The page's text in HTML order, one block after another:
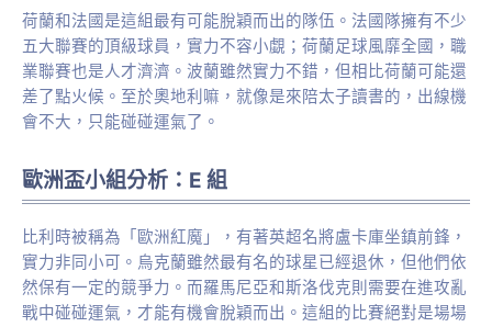
荷蘭和法國是這組最有可能脫穎而出的隊伍。法國隊擁有不少
五大聯賽的頂級球員，實力不容小覷；荷蘭足球風靡全國，職
業聯賽也是人才濟濟。波蘭雖然實力不錯，但相比荷蘭可能還
差了點火候。至於奧地利嘛，就像是來陪太子讀書的，出線機
會不大，只能碰碰運氣了。
歐洲盃小組分析：E 組
比利時被稱為「歐洲紅魔」，有著英超名將盧卡庫坐鎮前鋒，
實力非同小可。烏克蘭雖然最有名的球星已經退休，但他們依
然保有一定的競爭力。而羅馬尼亞和斯洛伐克則需要在進攻亂
戰中碰碰運氣，才能有機會脫穎而出。這組的比賽絕對是場場